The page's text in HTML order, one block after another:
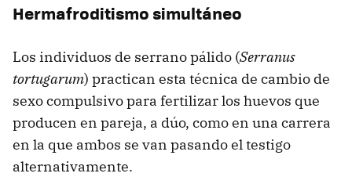
Hermafroditismo simultáneo
Los individuos de serrano pálido (Serranus
tortugarum) practican esta técnica de cambio de
sexo compulsivo para fertilizar los huevos que
producen en pareja, a dúo, como en una carrera
en la que ambos se van pasando el testigo
alternativamente.